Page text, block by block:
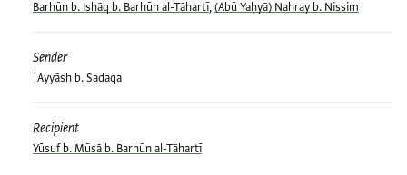
Barhūn b. Isḥāq b. Barhūn al-Tāhartī,(Abū Yaḥyā) Nahray b. Nissim
Sender
ʿAyyāsh b. Ṣadaqa
Recipient
Yūsuf b. Mūsā b. Barhūn al-Tāhartī